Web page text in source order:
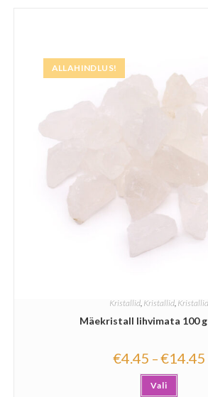
ALLAHINDLUS!
Kristallid, Kristallid, Kristallid
Mäekristall lihvimata 100
€4.45 –€14.45
Vali